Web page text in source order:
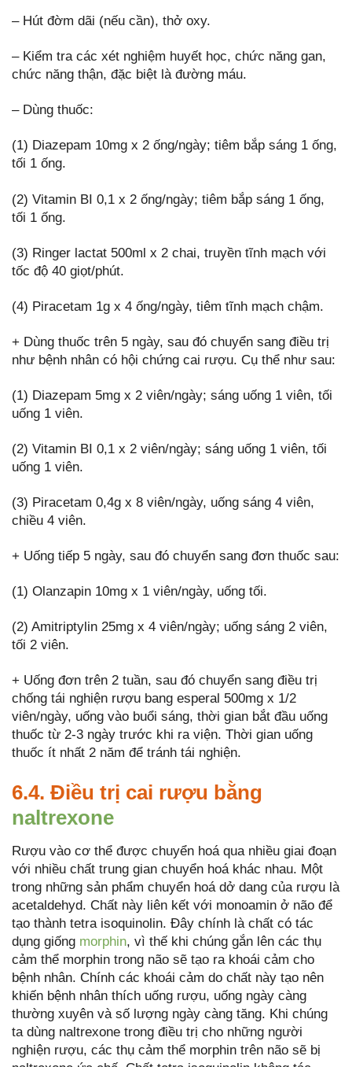
– Hút đờm dãi (nếu cần), thở oxy.
– Kiểm tra các xét nghiệm huyết học, chức năng gan,
chức năng thận, đặc biệt là đường máu.
– Dùng thuốc:
(1) Diazepam 10mg x 2 ống/ngày; tiêm bắp sáng 1 ống,
tối 1 ống.
(2) Vitamin BI 0,1 x 2 ống/ngày; tiêm bắp sáng 1 ống,
tối 1 ống.
(3) Ringer lactat 500ml x 2 chai, truyền tĩnh mạch với
tốc độ 40 giọt/phút.
(4) Piracetam 1g x 4 ống/ngày, tiêm tĩnh mạch chậm.
+ Dùng thuốc trên 5 ngày, sau đó chuyển sang điều trị
như bệnh nhân có hội chứng cai rượu. Cụ thể như sau:
(1) Diazepam 5mg x 2 viên/ngày; sáng uống 1 viên, tối
uống 1 viên.
(2) Vitamin BI 0,1 x 2 viên/ngày; sáng uống 1 viên, tối
uống 1 viên.
(3) Piracetam 0,4g x 8 viên/ngày, uống sáng 4 viên,
chiều 4 viên.
+ Uống tiếp 5 ngày, sau đó chuyển sang đơn thuốc sau:
(1) Olanzapin 10mg x 1 viên/ngày, uống tối.
(2) Amitriptylin 25mg x 4 viên/ngày; uống sáng 2 viên,
tối 2 viên.
+ Uống đơn trên 2 tuần, sau đó chuyển sang điều trị
chống tái nghiện rượu bang esperal 500mg x 1/2
viên/ngày, uống vào buổi sáng, thời gian bắt đầu uống
thuốc từ 2-3 ngày trước khi ra viện. Thời gian uống
thuốc ít nhất 2 năm để tránh tái nghiện.
6.4. Điều trị cai rượu bằng
naltrexone
Rượu vào cơ thể được chuyển hoá qua nhiều giai đoạn
với nhiều chất trung gian chuyển hoá khác nhau. Một
trong những sản phẩm chuyển hoá dở dang của rượu là
acetaldehyd. Chất này liên kết với monoamin ở não để
tạo thành tetra isoquinolin. Đây chính là chất có tác
dụng giống morphin, vì thế khi chúng gắn lên các thụ
cảm thể morphin trong não sẽ tạo ra khoái cảm cho
bệnh nhân. Chính các khoái cảm do chất này tạo nên
khiến bệnh nhân thích uống rượu, uống ngày càng
thường xuyên và số lượng ngày càng tăng. Khi chúng
ta dùng naltrexone trong điều trị cho những người
nghiện rượu, các thụ cảm thể morphin trên não sẽ bị